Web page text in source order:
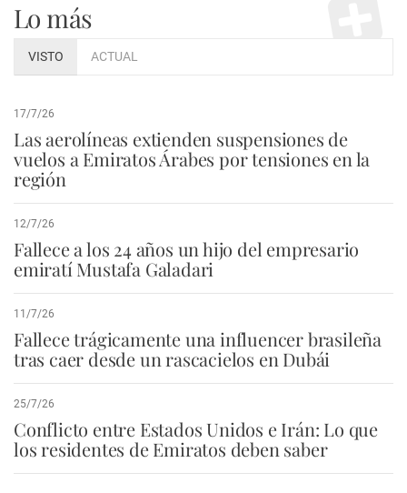
Lo más
VISTO ACTUAL
17/7/26
Las aerolíneas extienden suspensiones de
vuelos a Emiratos Árabes por tensiones en la
región
12/7/26
Fallece a los 24 años un hijo del empresario
emiratí Mustafa Galadari
11/7/26
Fallece trágicamente una influencer brasileña
tras caer desde un rascacielos en Dubái
25/7/26
Conflicto entre Estados Unidos e Irán: Lo que
los residentes de Emiratos deben saber